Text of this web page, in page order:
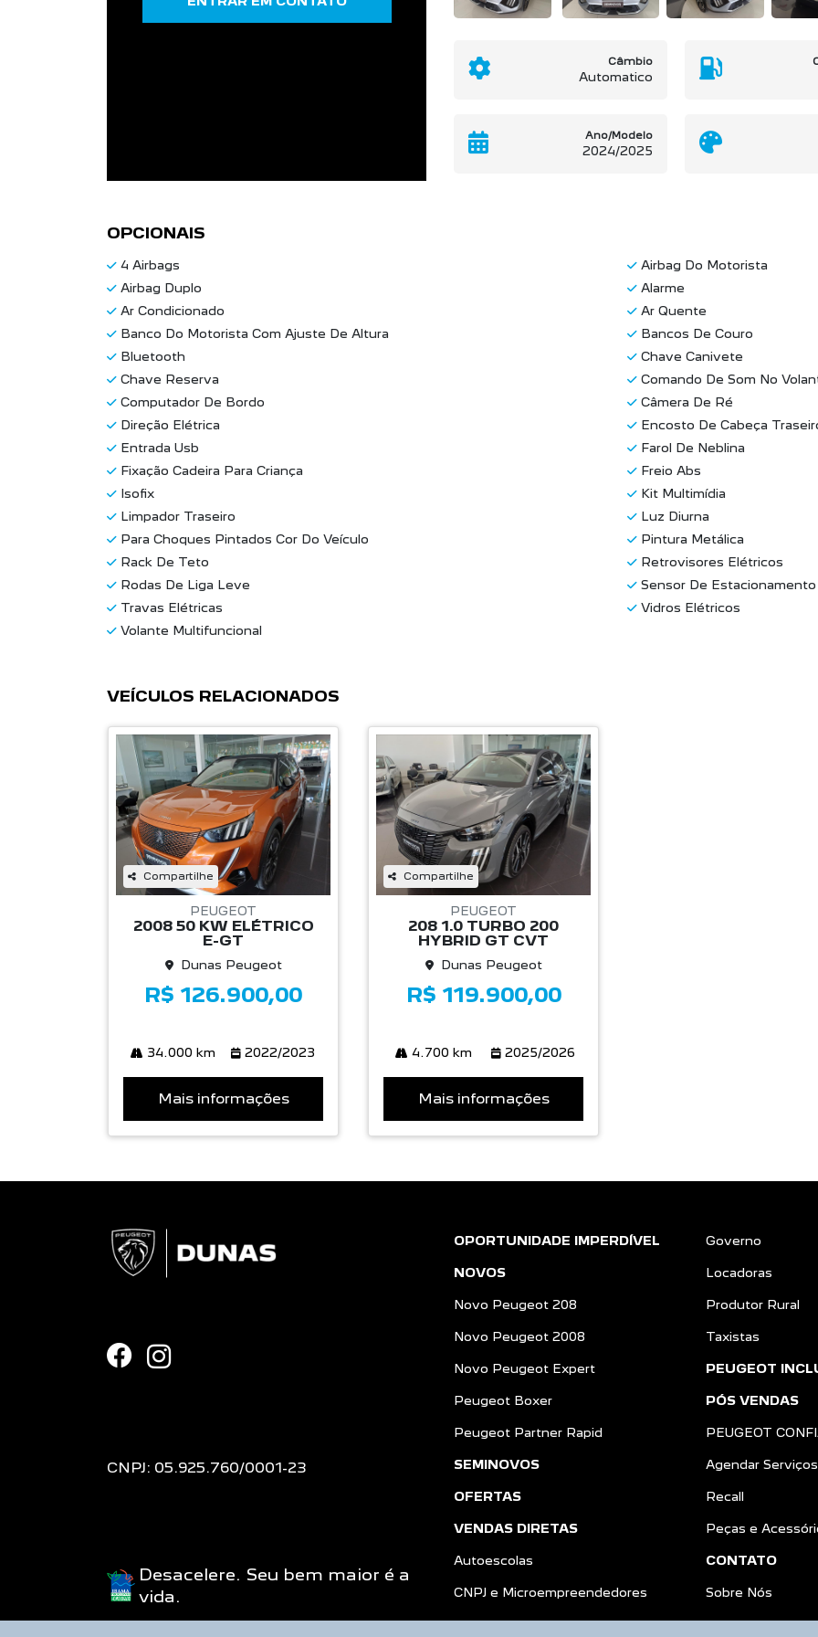
Câmbio
Automatico
Ano/Modelo
2024/2025
OPCIONAIS
4 Airbags
Airbag Do Motorista
Airbag Duplo
Alarme
Ar Condicionado
Ar Quente
Banco Do Motorista Com Ajuste De Altura
Bancos De Couro
Bluetooth
Chave Canivete
Chave Reserva
Comando De Som No
Computador De Bordo
Câmera De Ré
Direção Elétrica
Encosto De Cabeça
Entrada Usb
Farol De Neblina
Fixação Cadeira Para Criança
Freio Abs
Isofix
Kit Multimídia
Limpador Traseiro
Luz Diurna
Para Choques Pintados Cor Do Veículo
Pintura Metálica
Rack De Teto
Retrovisores Elétricos
Rodas De Liga Leve
Sensor De
Travas Elétricas
Vidros Elétricos
Volante Multifuncional
VEÍCULOS RELACIONADOS
Compartilhe
PEUGEOT
2008 50 KW ELÉTRICO
E-GT
Dunas Peugeot
R$ 126.900,00
34.000 km 2022/2023
Mais informações
Compartilhe
PEUGEOT
208 1.0 TURBO 200
HYBRID GT CVT
Dunas Peugeot
R$ 119.900,00
4.700 km 2025/2026
Mais informações
CNPJ: 05.925.760/0001-23
Desacelere. Seu bem maior é a
vida.
OPORTUNIDADE IMPERDÍVEL
NOVOS
Novo Peugeot 208
Novo Peugeot 2008
Novo Peugeot Expert
Peugeot Boxer
Peugeot Partner Rapid
SEMINOVOS
OFERTAS
VENDAS DIRETAS
Autoescolas
CNPJ e Microempreendedores
Governo
Locadoras
Produtor Rural
Taxistas
PEUGEOT
PÓS VENDAS
PEUGEOT
Agendar Serviços
Recall
Peças e
CONTATO
Sobre Nós